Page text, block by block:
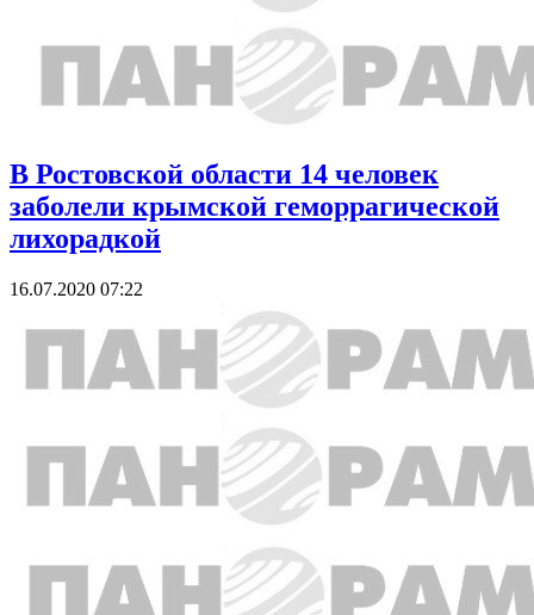
В Ростовской области 14 человек
заболели крымской геморрагической
лихорадкой
16.07.2020 07:22